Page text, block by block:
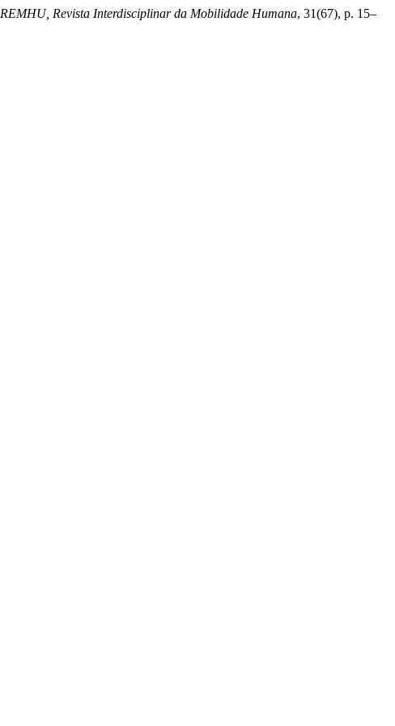
REMHU, Revista Interdisciplinar da Mobilidade Humana, 31(67), p. 15–